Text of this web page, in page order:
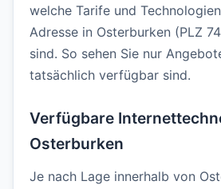
welche Tarife und
Adresse in Osterburken (PLZ
sind. So sehen Sie nur
tatsächlich verfügbar sind.
Verfügbare
Osterburken
Je nach Lage innerhalb von